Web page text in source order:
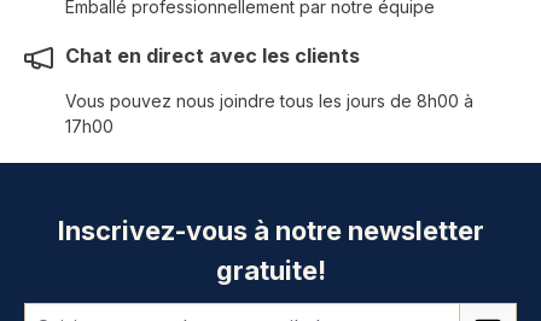
Emballé professionnellement par notre équipe
Chat en direct avec les clients
Vous pouvez nous joindre tous les jours de 8h00 à
17h00
Inscrivez-vous à notre newsletter
gratuite!